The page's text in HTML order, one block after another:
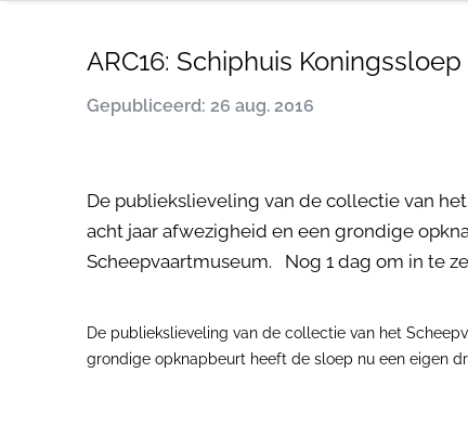
ARC16: Schiphuis
Gepubliceerd: 26 aug. 2016
De publiekslieveling van de collectie van
acht jaar afwezigheid en een grondige
Scheepvaartmuseum. Nog 1 dag om in te
De publiekslieveling van de collectie van het
grondige opknapbeurt heeft de sloep nu een eigen